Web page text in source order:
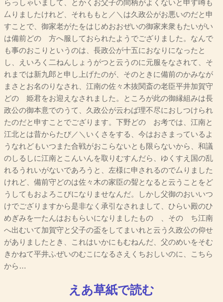
らっしゃいまして、とかくお父子の間柄がよくないと申す噂も
厶りましたけれど、それももと／＼は久政公がお悪いのだと申
すことで、御家老がたをはじめおおぜいの御家来衆もたいがい
は備前どのゝ方へ服しておられたようでござりました。なんで
も事のおこりというのは、長政公が十五におなりになったと
し、えいろく二ねんしょうがつと云うのに元服をなされて、そ
れまでは新九郎と申し上げたのが、そのときに備前のかみなが
まさとお名のりなされ、江南の佐々木抜関斎の老臣平井加賀守
どのゝ姫君をお迎えなされました。ところが此の御縁組みは長
政公の御本意でのうて、久政公が云わば理不尽におしつけられ
たのだと申すことでござります。下野どのゝお考では、江南と
江北とは昔からたび／＼いくさをする、今はおさまっているよ
うなれどもいつまた合戦がおこらないとも限らないから、和議
のしるしに江南とこんいんを取りむすんだら、ゆくすえ国の乱
れるうれいがないであろうと、左様に申されるので厶りました
けれど、備前守どのは佐々木の家臣の聟となると云うことをど
うしてもおよろこびになりませなんだ。しかし父御のおいいつ
けでござりますから是非なく承引なされまして、ひらい殿のひ
めぎみを一たんはおもらいになりましたものゝ、そのゝち江南
へ出むいて加賀守と父子の盃をしてまいれと云う久政公の仰せ
がありましたとき、これはいかにもむねんだ、父のめいをそむ
きかねて平井ふぜいのむこになるさえくちおしいのに、こちら
から…
えあ草紙で読む